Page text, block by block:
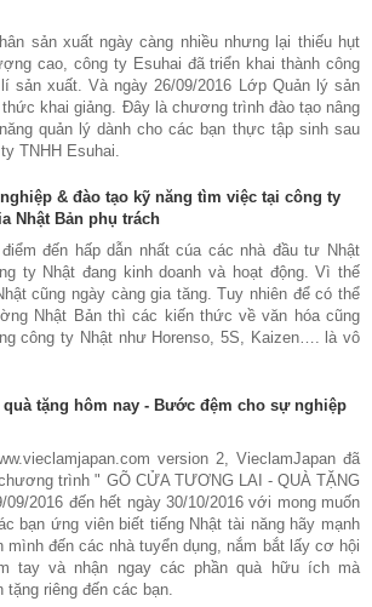
sản xuất ngày càng nhiều nhưng lại thiếu hụt
cao, công ty Esuhai đã triển khai thành công
sản xuất. Và ngày 26/09/2016 Lớp Quản lý sản
khai giảng. Đây là chương trình đào tạo nâng
quản lý dành cho các bạn thực tập sinh sau
TNHH Esuhai.
& đào tạo kỹ năng tìm việc tại công ty
Nhật Bản phụ trách
đến hấp dẫn nhất cúa các nhà đầu tư Nhật
ty Nhật đang kinh doanh và hoạt động. Vì thế
cũng ngày càng gia tăng. Tuy nhiên để có thể
Nhật Bản thì các kiến thức về văn hóa cũng
công ty Nhật như Horenso, 5S, Kaizen…. là vô
tặng hôm nay - Bước đệm cho sự nghiệp
version 2, VieclamJapan đã
trình " GÕ CỬA TƯƠNG LAI - QUÀ TẶNG
09/2016 đến hết ngày 30/10/2016 với mong muốn
bạn ứng viên biết tiếng Nhật tài năng hãy mạnh
mình đến các nhà tuyển dụng, nắm bắt lấy cơ hội
tay và nhận ngay các phần quà hữu ích mà
tặng riêng đến các bạn.